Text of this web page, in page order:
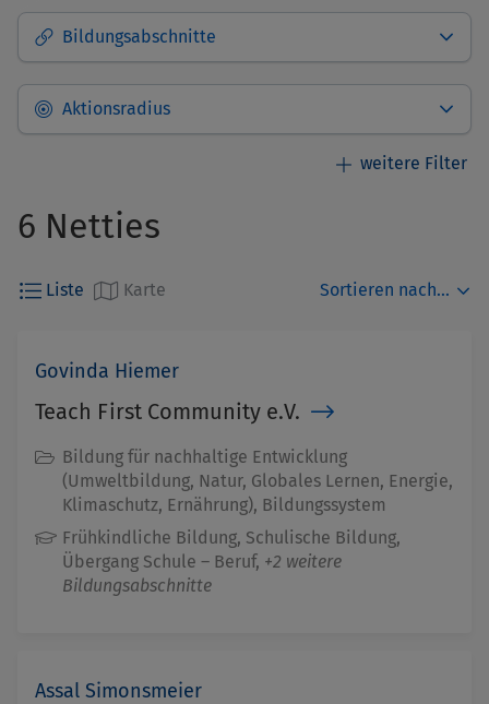
Bildungsabschnitte
Aktionsradius
Standort des Netties
6 Netties
Liste Karte Sortieren nach...
Govinda Hiemer
Teach First Community e.V.
Bildung für nachhaltige Entwicklung
(Umweltbildung, Natur, Globales Lernen, Energie,
Klimaschutz, Ernährung), Bildungssystem
Frühkindliche Bildung, Schulische Bildung,
Übergang Schule – Beruf, +2 weitere
Bildungsabschnitte
Assal Simonsmeier